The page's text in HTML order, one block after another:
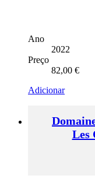
Ano
2022
Preço
82,00 €
Adicionar
Les